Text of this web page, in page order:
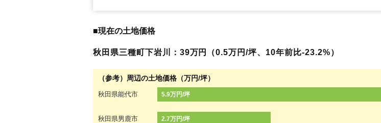
■現在の土地価格
秋田県三種町下岩川：39万円（0.5万円/坪、10年前比-23.2%）
（参考）周辺の土地価格（万円/坪）
秋田県能代市 5.9万円/坪
秋田県男鹿市 2.7万円/坪